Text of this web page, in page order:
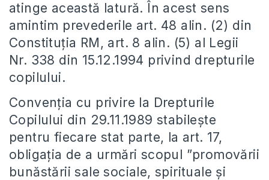
atinge această latură. În acest sens
amintim prevederile art. 48 alin. (2) din
Constituția RM, art. 8 alin. (5) al Legii
Nr. 338 din 15.12.1994 privind drepturile
copilului.
Convenția cu privire la Drepturile
Copilului din 29.11.1989 stabilește
pentru fiecare stat parte, la art. 17,
obligația de a urmări scopul ”promovării
bunăstării sale sociale, spirituale şi